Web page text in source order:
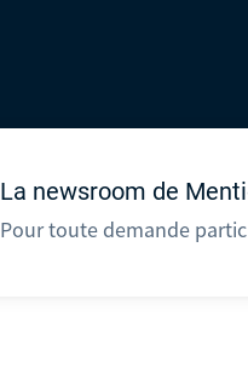
La newsroom de
Pour toute demande